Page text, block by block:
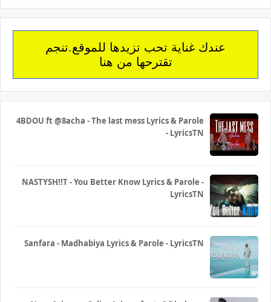
عندك غناية تحب تزيدها للموقع.تنجم
تقترحها من هنا
4BDOU ft ‪@8acha‬ - The last mess Lyrics & Parole
- LyricsTN
NASTYSH!!T - You Better Know Lyrics & Parole -
LyricsTN
Sanfara - Madhabiya Lyrics & Parole - LyricsTN